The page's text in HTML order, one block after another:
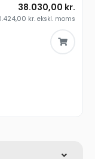
38.030,00 kr.
kr. ekskl. moms